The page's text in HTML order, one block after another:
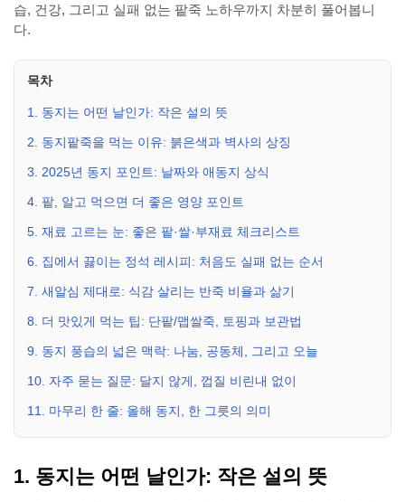
습, 건강, 그리고 실패 없는 팥죽 노하우까지 차분히 풀어봅니
다.
목차
1. 동지는 어떤 날인가: 작은 설의 뜻
2. 동지팥죽을 먹는 이유: 붉은색과 벽사의 상징
3. 2025년 동지 포인트: 날짜와 애동지 상식
4. 팥, 알고 먹으면 더 좋은 영양 포인트
5. 재료 고르는 눈: 좋은 팥·쌀·부재료 체크리스트
6. 집에서 끓이는 정석 레시피: 처음도 실패 없는 순서
7. 새알심 제대로: 식감 살리는 반죽 비율과 삶기
8. 더 맛있게 먹는 팁: 단팥/맵쌀죽, 토핑과 보관법
9. 동지 풍습의 넓은 맥락: 나눔, 공동체, 그리고 오늘
10. 자주 묻는 질문: 달지 않게, 껍질 비린내 없이
11. 마무리 한 줄: 올해 동지, 한 그릇의 의미
1. 동지는 어떤 날인가: 작은 설의 뜻